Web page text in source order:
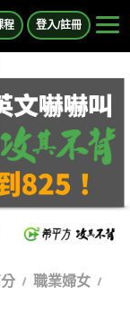
程 登入/註冊
職業婦女